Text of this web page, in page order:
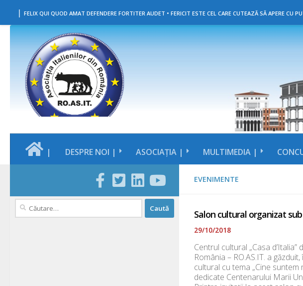
Skip to content
| FELIX QUI QUOD AMAT DEFENDERE FORTITER AUDET • FERICIT ESTE CEL CARE CUTEAZĂ SĂ APERE CU
| DESPRE NOI | ASOCIAȚIA | MULTIMEDIA |
EVENIMENTE
Salon cultural organizat
29/10/2018
Centrul cultural „Casa
România – RO.AS.IT. a
cultural cu tema „Cine suntem
dedicate Centenarului Marii
Caută